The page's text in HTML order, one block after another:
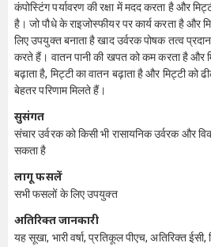
कंपोस्टिंग पर्यावरण की रक्षा में मदद करता है और
है। जो पौधे के राइजोस्फीयर पर कार्य करता है
लिए उपयुक्त बनाता है खाद उर्वरक पोषक तत्व
करते हैं। वातन पानी की खपत को कम करता है और
बढ़ाता है, मिट्टी का वातन बढ़ाता है और मिट्टी
बेहतर परिणाम मिलते हैं।
सुसंगत
संचार उर्वरक को किसी भी रासायनिक उर्वरक और
सकता है
लागू फसलें
सभी फसलों के लिए उपयुक्त
अतिरिक्त जानकारी
यह सूखा, भारी वर्षा, प्रतिकूल पीएच, अतिरिक्त